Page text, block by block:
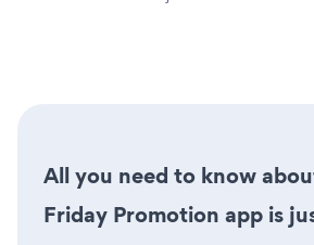
All you need to know
Friday Promotion app is